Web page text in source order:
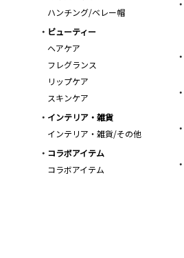
ハンチング/ベレー帽
ビューティー
ヘアケア
フレグランス
リップケア
スキンケア
インテリア・雑貨
インテリア・雑貨/その他
コラボアイテム
コラボアイテム